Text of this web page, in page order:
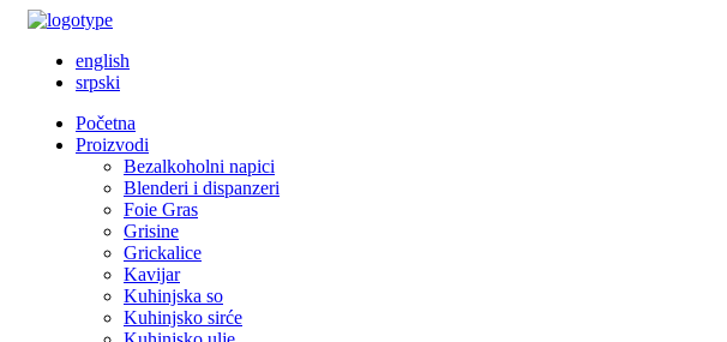
english
srpski
Početna
Proizvodi
Bezalkoholni napici
Blenderi i dispanzeri
Foie Gras
Grisine
Grickalice
Kavijar
Kuhinjska so
Kuhinjsko sirće